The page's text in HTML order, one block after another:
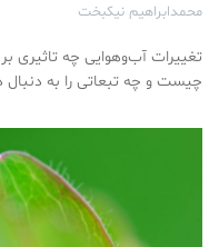
محمدابراهیم نیکبخت
تغییرات آب‌وهوایی چه تاثیری
چیست و چه تبعاتی را به دنبال